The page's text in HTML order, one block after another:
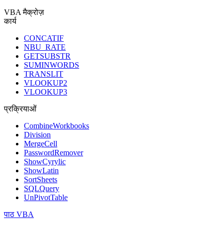
VBA मैक्रोज़
कार्य
CONCATIF
NBU_RATE
GETSUBSTR
SUMINWORDS
TRANSLIT
VLOOKUP2
VLOOKUP3
प्रक्रियाओं
CombineWorkbooks
Division
MergeCell
PasswordRemover
ShowCyrylic
ShowLatin
SortSheets
SQLQuery
UnPivotTable
पाठ VBA